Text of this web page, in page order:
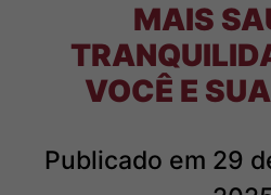
MAIS
VOCÊ E
Publicado em 29